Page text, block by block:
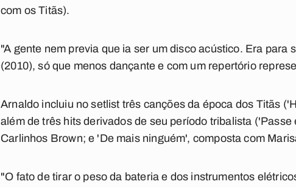
com os Titãs).
"A gente nem previa que ia ser um disco acústico. Era para
(2010), só que menos dançante e com um repertório
Arnaldo incluiu no setlist três canções da época dos Titãs
além de três hits derivados de seu período tribalista
Carlinhos Brown; e 'De mais ninguém', composta com
"O fato de tirar o peso da bateria e dos instrumentos